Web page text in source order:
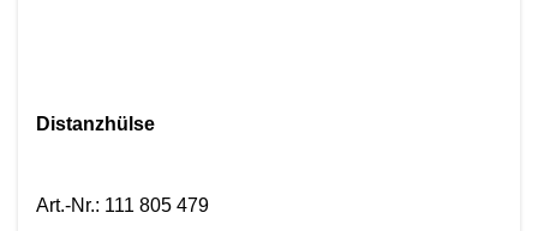
Distanzhülse
Art.-Nr.: 111 805 479